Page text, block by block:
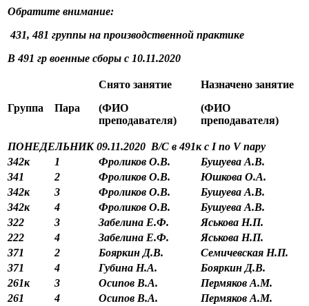
Обратите внимание:
431, 481 группы на производственной практике
В 491 гр военные сборы с 10.11.2020
Группа Пара
Снято занятие
(ФИО
преподавателя)
Назначено занятие
(ФИО
преподавателя)
ПОНЕДЕЛЬНИК 09.11.2020 В/С в 491к с Iпо V пару
342к
1 Фроликов О.В.
Бушуева А.В.
341
2 Фроликов О.В.
Юшкова О.А.
342к
3 Фроликов О.В.
Бушуева А.В.
342к
4 Фроликов О.В.
Бушуева А.В.
322
3 Забелина Е.Ф.
Яськова Н.П.
222
4 Забелина Е.Ф.
Яськова Н.П.
371
2 Бояркин Д.В.
Семичевская Н.П.
371
4 Губина Н.А.
Бояркин Д.В.
261к
3 Осипов В.А.
Пермяков А.М.
261
4 Осипов В.А.
Пермяков А.М.